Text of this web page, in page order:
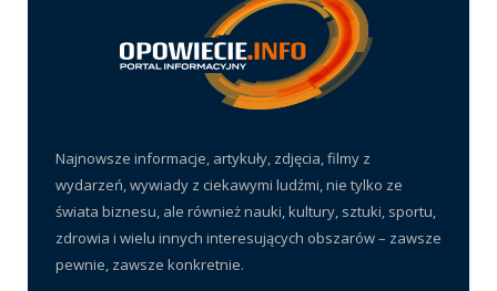
Najnowsze informacje, artykuły, zdjęcia, filmy z
wydarzeń, wywiady z ciekawymi ludźmi, nie tylko ze
świata biznesu, ale również nauki, kultury, sztuki, sportu,
zdrowia i wielu innych interesujących obszarów – zawsze
pewnie, zawsze konkretnie.